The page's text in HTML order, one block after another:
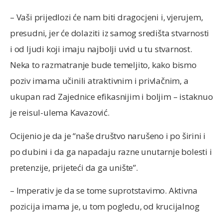
– Vaši prijedlozi će nam biti dragocjeni i, vjerujem,
presudni, jer će dolaziti iz samog središta stvarnosti
i od ljudi koji imaju najbolji uvid u tu stvarnost.
Neka to razmatranje bude temeljito, kako bismo
poziv imama učinili atraktivnim i privlačnim, a
ukupan rad Zajednice efikasnijim i boljim – istaknuo
je reisul-ulema Kavazović.
Ocijenio je da je “naše društvo narušeno i po širini i
po dubini i da ga napadaju razne unutarnje bolesti i
pretenzije, prijeteći da ga unište”.
– Imperativ je da se tome suprotstavimo. Aktivna
pozicija imama je, u tom pogledu, od krucijalnog